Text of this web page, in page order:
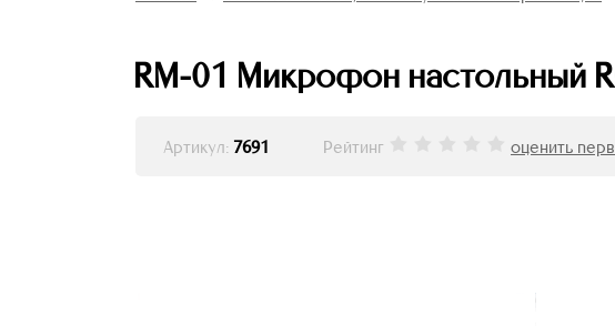
RM-01 Микрофон настольный
Артикул: 7691 Рейтинг оценить